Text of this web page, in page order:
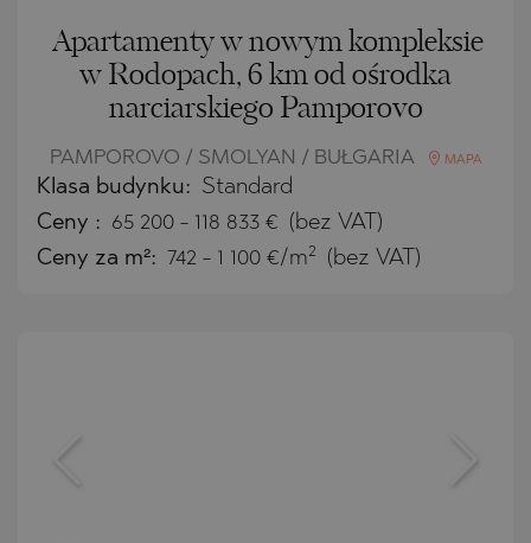
Apartamenty w nowym kompleksie
w Rodopach, 6 km od ośrodka
narciarskiego Pamporovo
PAMPOROVO / SMOLYAN / BUŁGARIA MAPA
Klasa budynku: Standard
Ceny : 65 200 - 118 833 € (bez VAT)
Ceny za m²: 742 - 1 100 €/m2 (bez VAT)